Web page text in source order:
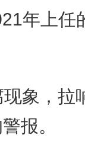
年上任
象，拉
报。